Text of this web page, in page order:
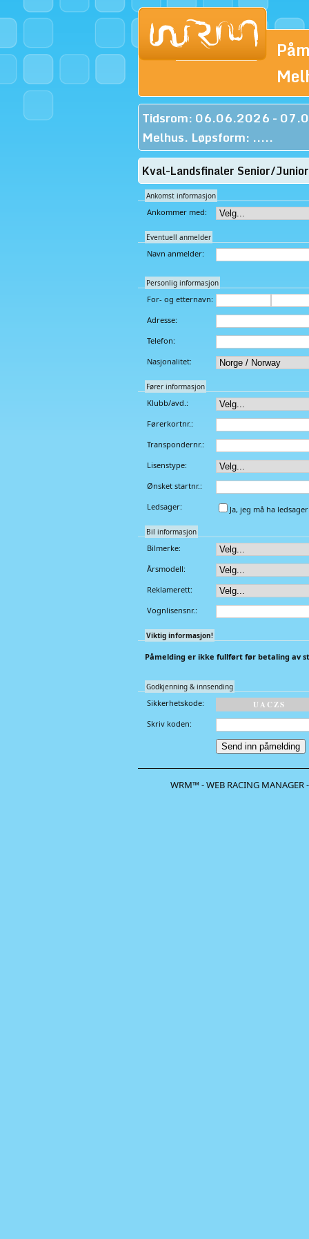
Tidsrom: 06.06.2026 -
Melhus. Løpsform: .....
Kval-Landsfinaler Senior/
Ankomst informasjon
Ankommer med:
Eventuell anmelder
Navn anmelder:
Personlig informasjon
For- og etternavn:
Adresse:
Telefon:
Nasjonalitet:
Fører informasjon
Klubb/avd.:
Førerkortnr.:
Transpondernr.:
Lisenstype:
Ønsket startnr.:
Ledsager:
Ja, jeg må ha ledsager
Bil informasjon
Bilmerke:
Årsmodell:
Reklamerett:
Vognlisensnr.:
Viktig informasjon!
Påmelding er ikke fullført før betaling av
Godkjenning & innsending
Sikkerhetskode: UA CZS
Skriv koden:
WRM™ - WEB RACING MANAGER